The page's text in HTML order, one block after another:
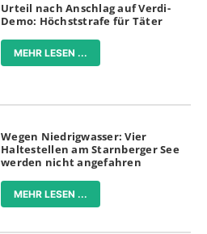
Urteil nach Anschlag auf Verdi-
Demo: Höchststrafe für Täter
MEHR LESEN ...
Wegen Niedrigwasser: Vier
Haltestellen am Starnberger See
werden nicht angefahren
MEHR LESEN ...